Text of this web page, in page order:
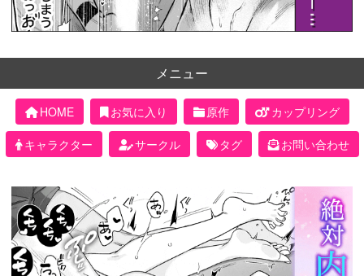
メニュー
HOME お気に入り 原作
カップリング
キャラクター
サークル タグ お問い合わせ